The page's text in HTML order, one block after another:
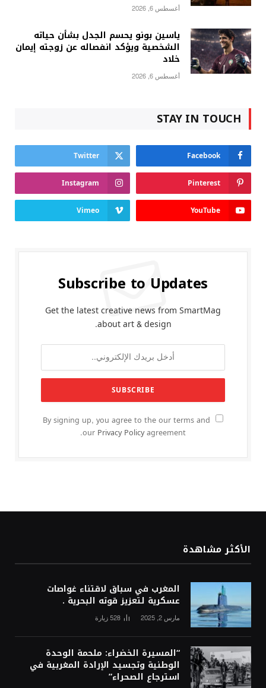
أغسطس 6, 2026
ياسين بونو يحسم الجدل بشأن حياته
الشخصية ويؤكد انفصاله عن زوجته إيمان
خلاد
أغسطس 6, 2026
STAY IN TOUCH
Facebook
Twitter
Pinterest
Instagram
YouTube
Vimeo
Subscribe to Updates
Get the latest creative news from SmartMag
about art & design.
By signing up, you agree to the our terms and
our Privacy Policyagreement.
الأكثر مشاهدة
المغرب في سباق لاقتناء غواصات
عسكرية لتعزيز قوته البحرية .
مارس 2, 2025 528 زيارة
“المسيرة الخضراء: ملحمة الوحدة
الوطنية وتجسيد الإرادة المغربية في
استرجاع الصحراء”